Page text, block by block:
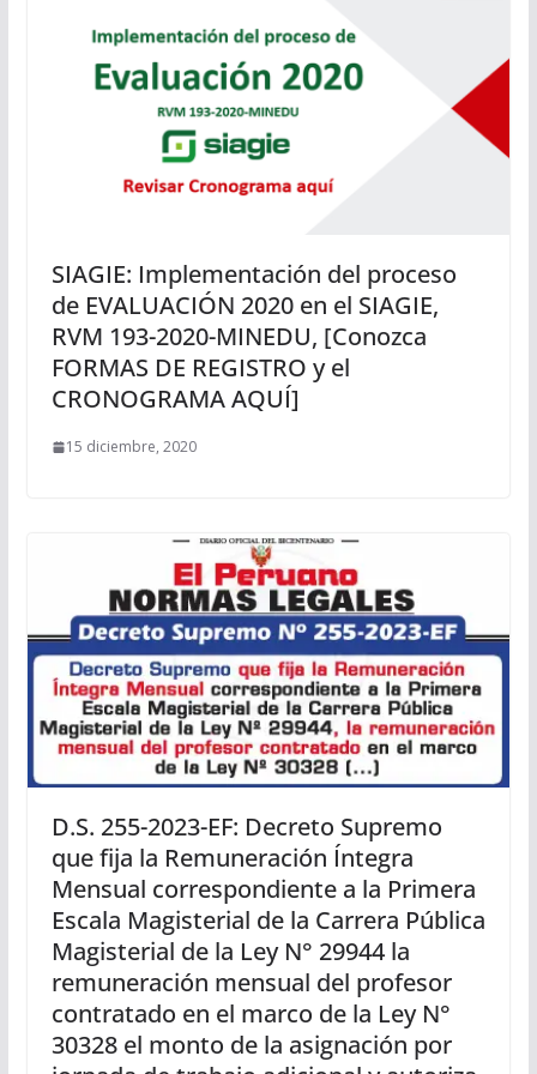
SIAGIE: Implementación del proceso
de EVALUACIÓN 2020 en el SIAGIE,
RVM 193-2020-MINEDU, [Conozca
FORMAS DE REGISTRO y el
CRONOGRAMA AQUÍ]
15 diciembre, 2020
D.S. 255-2023-EF: Decreto Supremo
que fija la Remuneración Íntegra
Mensual correspondiente a la Primera
Escala Magisterial de la Carrera Pública
Magisterial de la Ley N° 29944 la
remuneración mensual del profesor
contratado en el marco de la Ley N°
30328 el monto de la asignación por